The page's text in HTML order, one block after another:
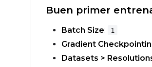
Buen primer
Batch Size: 1
Gradient
Datasets >